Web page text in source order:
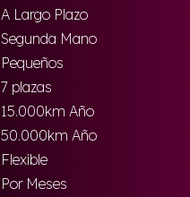
A Largo Plazo
Segunda Mano
Pequeños
7 plazas
15.000km Año
50.000km Año
Flexible
Por Meses